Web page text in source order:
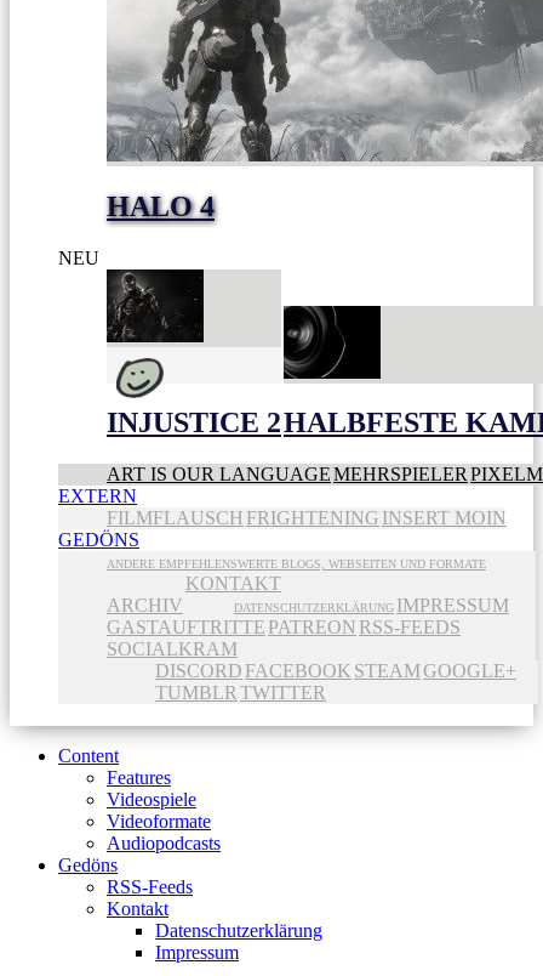
HALO 4
NEU
INJUSTICE 2HALBFESTE
ART IS OUR LANGUAGEMEHRSPIELER
EXTERN
FILMFLAUSCH FRIGHTENING INSERT MOIN
GEDÖNS
ANDERE EMPFEHLENSWERTE BLOGS, WEBSEITEN UND FORMATE
ARCHIV
KONTAKT
DATENSCHUTZERKLÄRUNG IMPRESSUM
GASTAUFTRITTE PATREON RSS-FEEDS
SOCIALKRAM
DISCORD FACEBOOK STEAMGOOGLE+
TUMBLR TWITTER
Content
Features
Videospiele
Videoformate
Audiopodcasts
Gedöns
RSS-Feeds
Kontakt
Datenschutzerklärung
Impressum